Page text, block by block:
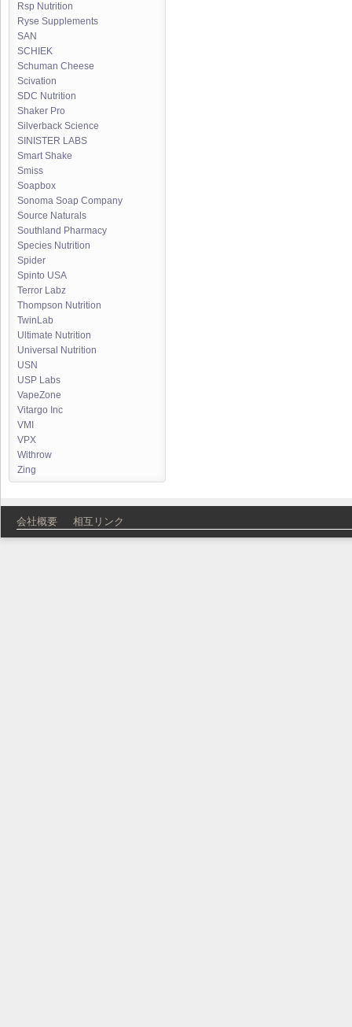
Rsp Nutrition
Ryse Supplements
SAN
SCHIEK
Schuman Cheese
Scivation
SDC Nutrition
Shaker Pro
Silverback Science
SINISTER LABS
Smart Shake
Smiss
Soapbox
Sonoma Soap Company
Source Naturals
Southland Pharmacy
Species Nutrition
Spider
Spinto USA
Terror Labz
Thompson Nutrition
TwinLab
Ultimate Nutrition
Universal Nutrition
USN
USP Labs
VapeZone
Vitargo Inc
VMI
VPX
Withrow
Zing
会社概要 相互リンク